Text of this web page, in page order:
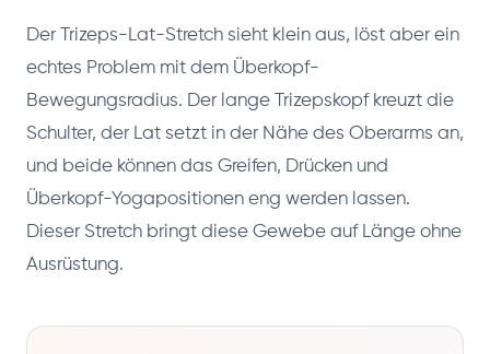
Der Trizeps-Lat-Stretch sieht klein aus, löst aber ein
echtes Problem mit dem Überkopf-
Bewegungsradius. Der lange Trizepskopf kreuzt die
Schulter, der Lat setzt in der Nähe des Oberarms an,
und beide können das Greifen, Drücken und
Überkopf-Yogapositionen eng werden lassen.
Dieser Stretch bringt diese Gewebe auf Länge ohne
Ausrüstung.